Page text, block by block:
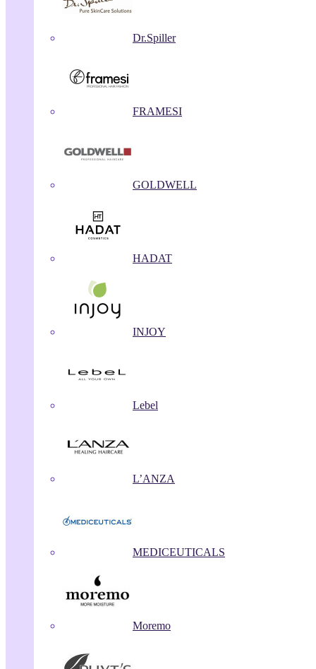
Dr.Spiller
FRAMESI
GOLDWELL
HADAT
INJOY
Lebel
L’ANZA
MEDICEUTICALS
Moremo